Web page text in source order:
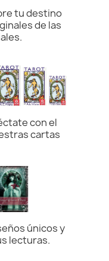
tu destino
de las
con el
cartas
únicos y
lecturas.